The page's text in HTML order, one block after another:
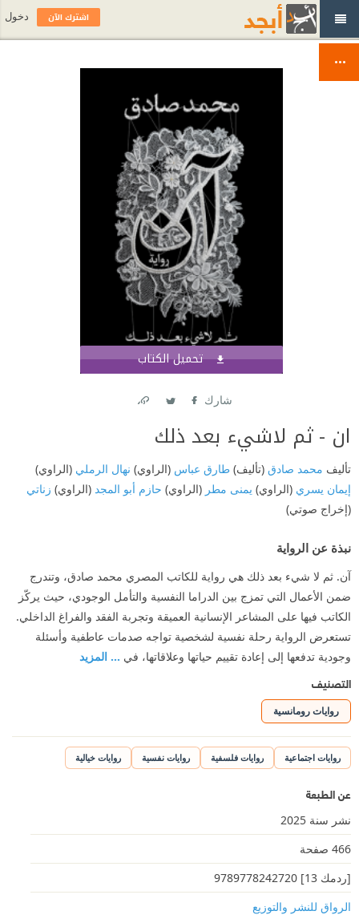
تحميل الكتاب
شارك
ان - ثم لاشيء بعد ذلك
تأليف محمد صادق (تأليف) طارق عباس (الراوي) نهال الرملي (الراوي)
إيمان يسري (الراوي) يمنى مطر (الراوي) حازم أبو المجد (الراوي) زناتي
(إخراج صوتي)
نبذة عن الرواية
آن. ثم لا شيء بعد ذلك هي رواية للكاتب المصري محمد صادق، وتندرج
ضمن الأعمال التي تمزج بين الدراما النفسية والتأمل الوجودي، حيث يركّز
الكاتب فيها على المشاعر الإنسانية العميقة وتجربة الفقد والفراغ الداخلي.
تستعرض الرواية رحلة نفسية لشخصية تواجه صدمات عاطفية وأسئلة
وجودية تدفعها إلى إعادة تقييم حياتها وعلاقاتها، في ... المزيد
التصنيف
روايات رومانسية
روايات اجتماعية روايات فلسفية روايات نفسية روايات خيالية
عن الطبعة
نشر سنة 2025
466 صفحة
[ردمك 13] 9789778242720
الرواق للنشر والتوزيع
اشترك الآن دخول